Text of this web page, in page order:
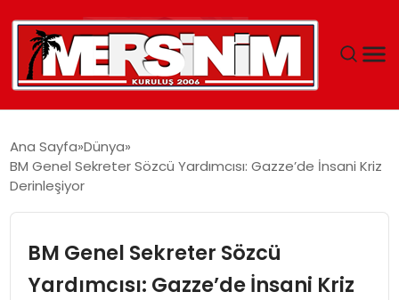
YAŞAM
Ana Sayfa Dünya
BM Genel Sekreter Sözcü Yardımcısı: Gazze’de İnsani Kriz
Derinleşiyor
BM Genel Sekreter Sözcü
Yardımcısı: Gazze’de İnsani Kriz